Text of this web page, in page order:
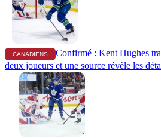
CANADIENS
Confirmé : Kent Hughes
deux joueurs et une source révèle les